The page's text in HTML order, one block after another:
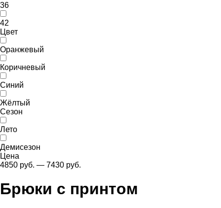
36
42
Цвет
Оранжевый
Коричневый
Синий
Жёлтый
Сезон
Лето
Демисезон
Цена
4850 руб. — 7430 руб.
Брюки с принтом